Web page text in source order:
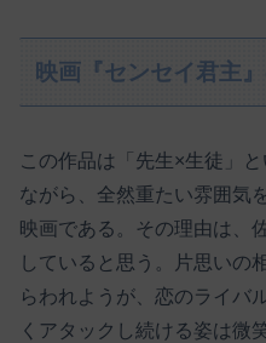
映画『センセイ君主
この作品は「先生×生徒」
ながら、全然重たい雰囲気
映画である。その理由は、
していると思う。片思いの
らわれようが、恋のライバ
くアタックし続ける姿は微